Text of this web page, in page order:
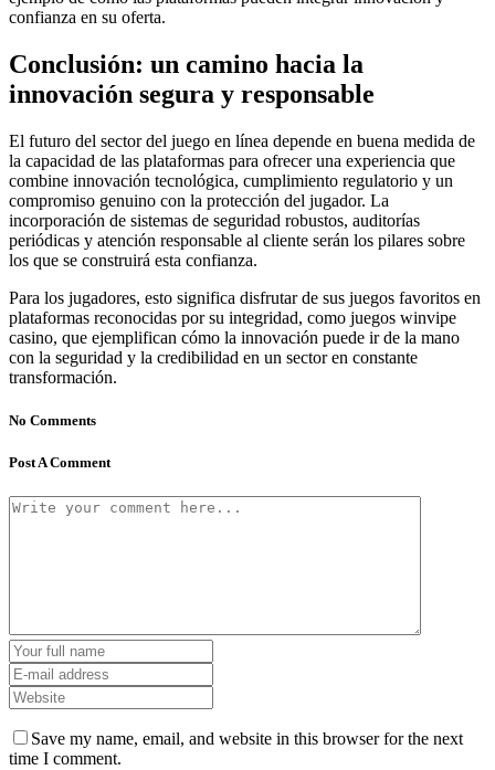
confianza en su oferta.
Conclusión: un camino hacia la
innovación segura y responsable
El futuro del sector del juego en línea depende en buena medida de
la capacidad de las plataformas para ofrecer una experiencia que
combine innovación tecnológica, cumplimiento regulatorio y un
compromiso genuino con la protección del jugador. La
incorporación de sistemas de seguridad robustos, auditorías
periódicas y atención responsable al cliente serán los pilares sobre
los que se construirá esta confianza.
Para los jugadores, esto significa disfrutar de sus juegos favoritos en
plataformas reconocidas por su integridad, como juegos winvipe
casino, que ejemplifican cómo la innovación puede ir de la mano
con la seguridad y la credibilidad en un sector en constante
transformación.
No Comments
Post A Comment
Save my name, email, and website in this browser for the next
time I comment.